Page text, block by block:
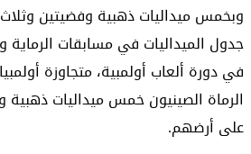
وبخمس ميداليات ذهبية وفضيتين وثلاث
جدول الميداليات في مسابقات
الرماة الصينيون خمس ميداليات ذهبية
على أرضهم.